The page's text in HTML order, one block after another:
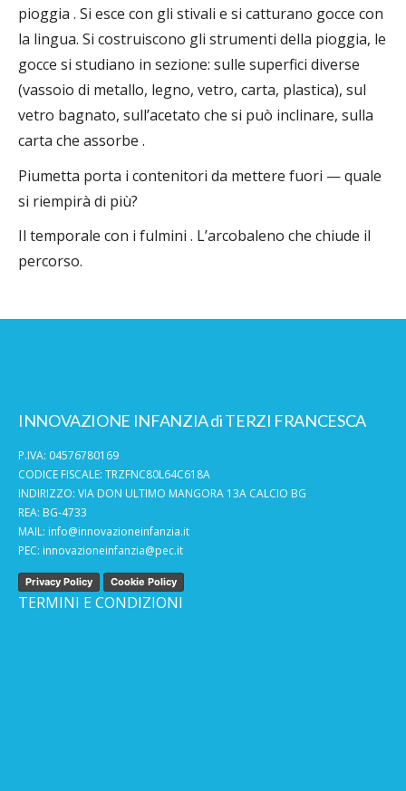
pioggia . Si esce con gli stivali e si catturano gocce con
la lingua. Si costruiscono gli strumenti della pioggia, le
gocce si studiano in sezione: sulle superfici diverse
(vassoio di metallo, legno, vetro, carta, plastica), sul
vetro bagnato, sull’acetato che si può inclinare, sulla
carta che assorbe .
Piumetta porta i contenitori da mettere fuori — quale
si riempirà di più?
Il temporale con i fulmini . L’arcobaleno che chiude il
percorso.
INNOVAZIONE INFANZIA di TERZI FRANCESCA
P.IVA: 04576780169
CODICE FISCALE: TRZFNC80L64C618A
INDIRIZZO: VIA DON ULTIMO MANGORA 13A CALCIO BG
REA: BG-4733
MAIL: info@innovazioneinfanzia.it
PEC: innovazioneinfanzia@pec.it
Privacy Policy Cookie Policy
TERMINI E CONDIZIONI